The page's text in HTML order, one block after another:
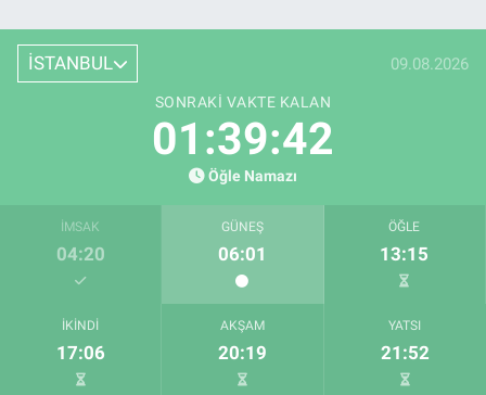
İSTANBUL 09.08.2026
SONRAKI VAKTE KALAN
01:39:41
Öğle Namazı
İMSAK
04:20
GÜNEŞ
06:01
ÖĞLE
13:15
İKINDI
17:06
AKŞAM
20:19
YATSI
21:52